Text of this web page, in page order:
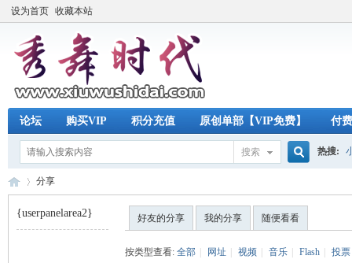
设为首页 收藏本站
论坛 购买VIP 积分充值 原创单部【VIP免费】 付
搜索 热搜:
分享
{userpanelarea2} 好友的分享 我的分享 随便看看
按类型查看: 全部 网址 视频 音乐 Flash 投票